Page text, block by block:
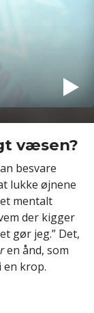
væsen?
besvare
lukke øjnene
mentalt
der kigger
gør jeg.” Det,
en ånd, som
krop.